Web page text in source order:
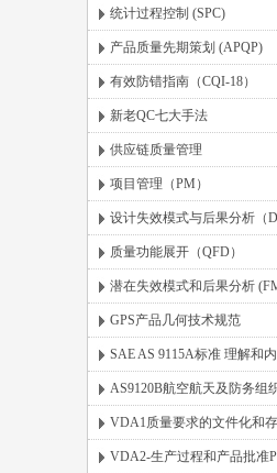
统计过程控制 (SPC)
产品质量先期策划 (APQP)
有效防错指南（CQI-18）
新老QC七大手法
供应链质量管理
项目管理（PM）
设计失效模式与后果分析（
质量功能展开（QFD）
潜在失效模式和后果分析
GPS产品几何技术规范
SAE AS 9115A标准 理解和
AS9120B航空航天及防务组
VDA1质量要求的文件化和
VDA2-生产过程和产品批准